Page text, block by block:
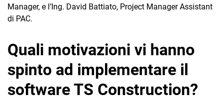
Manager, e l’Ing. David Battiato, Project Manager Assistant
di PAC.
Quali motivazioni vi hanno
spinto ad implementare il
software TS Construction?